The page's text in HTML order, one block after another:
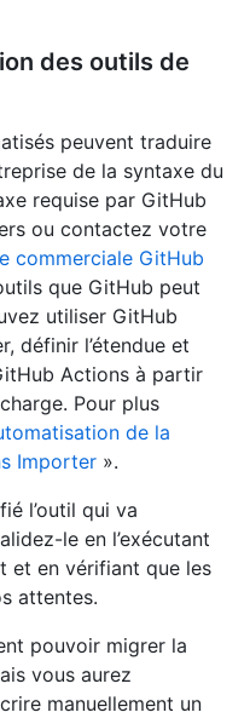
des outils de
peuvent traduire
de la syntaxe du
requise par GitHub
ou contactez votre
commerciale GitHub
que GitHub peut
utiliser GitHub
définir l’étendue et
Actions à partir
Pour plus
de la
Importer ».
l’outil qui va
le en l’exécutant
et en vérifiant que les
attentes.
pouvoir migrer la
vous aurez
manuellement un